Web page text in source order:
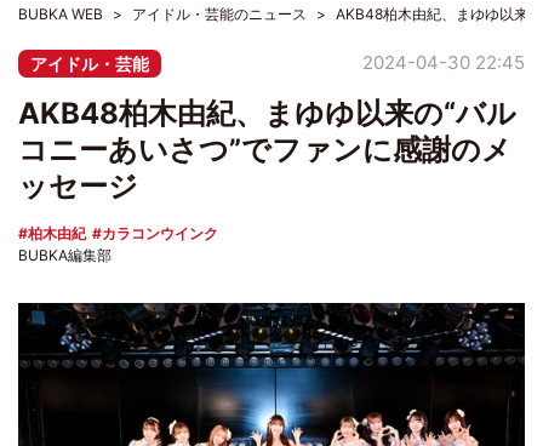
BUBKA WEB アイドル・芸能のニュース AKB48柏木由紀、まゆゆ以来
アイドル・芸能 2024-04-30 22:45
AKB48柏木由紀、まゆゆ以来の“バル
コニーあいさつ”でファンに感謝のメ
ッセージ
柏木由紀
カラコンウインク
BUBKA編集部